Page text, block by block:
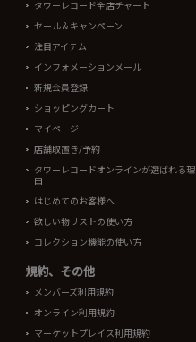
タワーレコード全店チャート
セール＆キャンペーン
注目アイテム
インフォメーションメール
新規会員登録
ショッピングカート
マイページ
店舗取置き/予約
タワーレコードオンラインが選ばれる理
由
はじめてのお客様へ
欲しい物リストの使い方
コレクション機能の使い方
規約、その他
メンバーズ利用規約
オンライン利用規約
マーケットプレイス利用規約